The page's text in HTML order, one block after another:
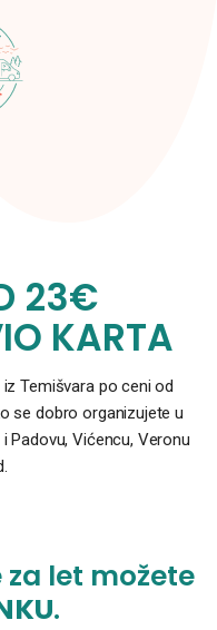
23€
KARTA
Temišvara po ceni od
se dobro organizujete u
Padovu, Vićencu, Veronu
let možete
.